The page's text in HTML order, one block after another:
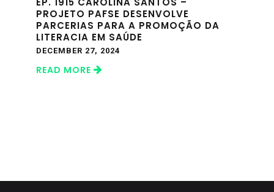
PROJETO PAFSE DESENVOLVE
PARCERIAS PARA A PROMOÇÃO DA
LITERACIA EM SAÚDE
DECEMBER 27, 2024
READ MORE